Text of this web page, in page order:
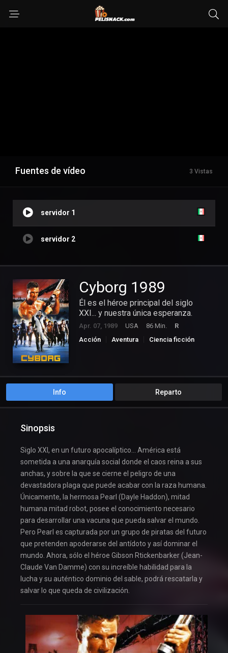
Fuentes de vídeo 3 Vistas
servidor 1
servidor 2
Cyborg 1989
Él es el héroe principal del siglo
XXI... y nuestra única esperanza.
Apr. 07, 1989 USA 86 Min.
R
Acción
Aventura
Ciencia ficción
Info Reparto
Sinopsis
Siglo XXI, en un futuro apocalíptico… América está
sometida a una anarquía social donde el caos reina a sus
anchas, y sobre la que se cierne el peligro de una
devastadora plaga que puede acabar con la raza humana.
Únicamente, la hermosa Pearl (Dayle Haddon), mitad
humana mitad robot, posee el conocimiento necesario
para desarrollar una vacuna que pueda salvar el mundo.
Pero Pearl es capturada por un grupo de piratas del futuro
que pretenden apoderarse del antídoto y así dominar el
mundo. Ahora, sólo el héroe Gibson Rtickenbarker (Jean-
Claude Van Damme) con su increíble habilidad para la
lucha y su auténtico dominio del sable, podrá rescatarla y
salvar lo que queda de civilización.